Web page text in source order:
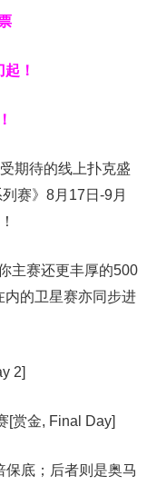
！
期待的线上扑克盛
赛》8月17日-9月
主赛还更丰厚的500
内的卫星赛亦同步进
2]
[赏金, Final Day]
底；后者则是奥马